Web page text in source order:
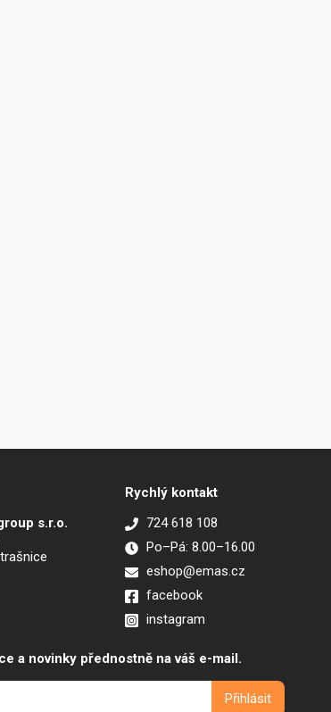
s.r.o.
Rychlý kontakt
724 618 108
Po–Pá: 8.00–16.00
eshop@emas.cz
facebook
instagram
a novinky přednostně na váš e-mail.